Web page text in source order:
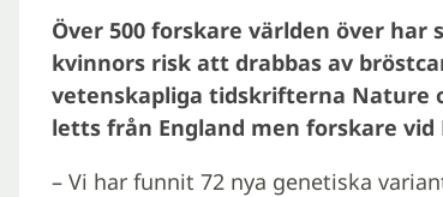
Över 500 forskare världen över
kvinnors risk att drabbas av
vetenskapliga tidskrifterna Nature
letts från England men forskare
– Vi har funnit 72 nya genetiska